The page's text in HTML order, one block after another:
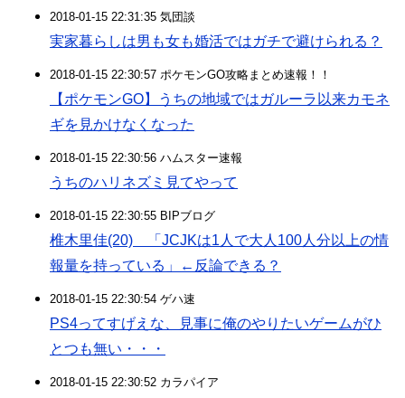
2018-01-15 22:31:35 気団談
実家暮らしは男も女も婚活ではガチで避けられる？
2018-01-15 22:30:57 ポケモンGO攻略まとめ速報！！
【ポケモンGO】うちの地域ではガルーラ以来カモネ
ギを見かけなくなった
2018-01-15 22:30:56 ハムスター速報
うちのハリネズミ見てやって
2018-01-15 22:30:55 BIPブログ
椎木里佳(20) 「JCJKは1人で大人100人分以上の情
報量を持っている」←反論できる？
2018-01-15 22:30:54 ゲハ速
PS4ってすげえな、見事に俺のやりたいゲームがひ
とつも無い・・・
2018-01-15 22:30:52 カラパイア